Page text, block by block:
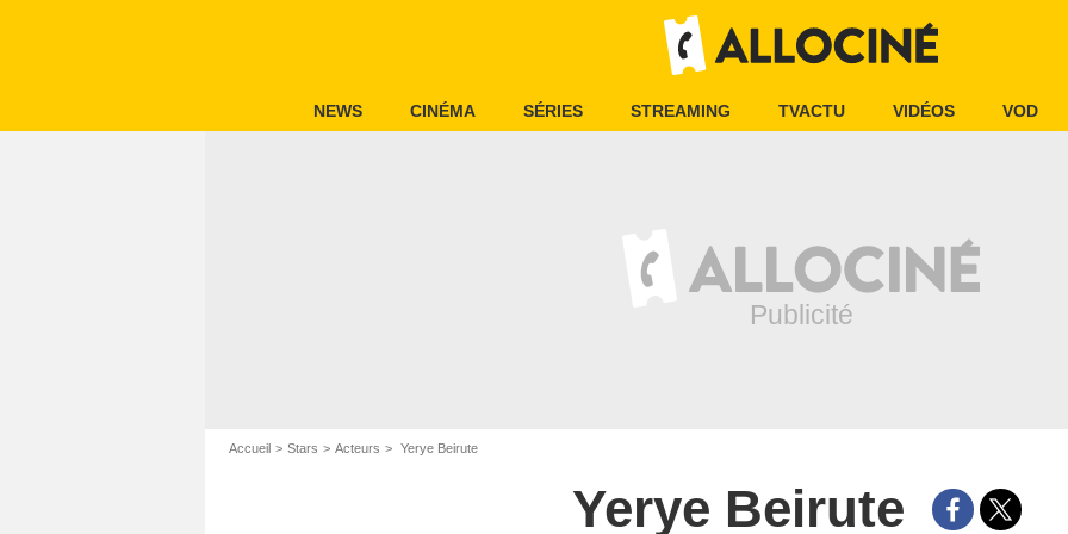
NEWS CINÉMA SÉRIES STREAMING TVACTU VIDÉOS VOD
Accueil Stars Acteurs Yerye Beirute
Yerye Beirute